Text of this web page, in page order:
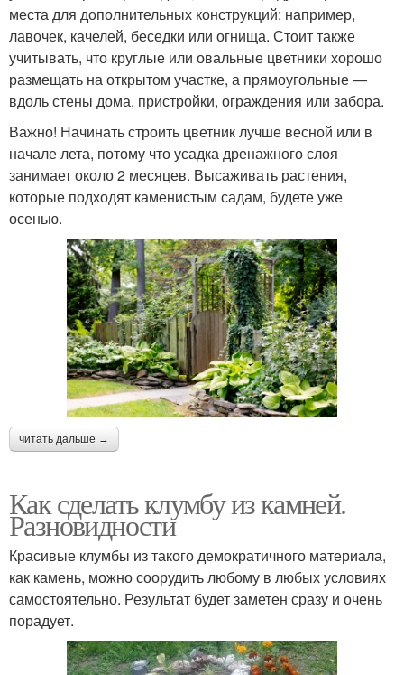
места для дополнительных конструкций: например,
лавочек, качелей, беседки или огнища. Стоит также
учитывать, что круглые или овальные цветники хорошо
размещать на открытом участке, а прямоугольные —
вдоль стены дома, пристройки, ограждения или забора.
Важно! Начинать строить цветник лучше весной или в
начале лета, потому что усадка дренажного слоя
занимает около 2 месяцев. Высаживать растения,
которые подходят каменистым садам, будете уже
осенью.
читать дальше →
Как сделать клумбу из камней.
Разновидности
Красивые клумбы из такого демократичного материала,
как камень, можно соорудить любому в любых условиях
самостоятельно. Результат будет заметен сразу и очень
порадует.